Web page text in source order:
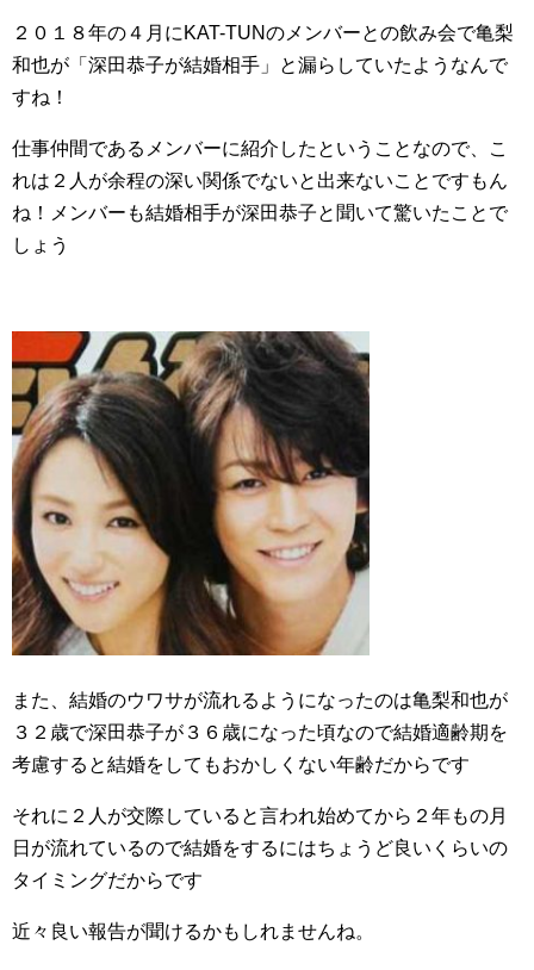
２０１８年の４月にKAT-TUNのメンバーとの飲み会で亀梨
和也が「深田恭子が結婚相手」と漏らしていたようなんで
すね！
仕事仲間であるメンバーに紹介したということなので、こ
れは２人が余程の深い関係でないと出来ないことですもん
ね！メンバーも結婚相手が深田恭子と聞いて驚いたことで
しょう
また、結婚のウワサが流れるようになったのは亀梨和也が
３２歳で深田恭子が３６歳になった頃なので結婚適齢期を
考慮すると結婚をしてもおかしくない年齢だからです
それに２人が交際していると言われ始めてから２年もの月
日が流れているので結婚をするにはちょうど良いくらいの
タイミングだからです
近々良い報告が聞けるかもしれませんね。